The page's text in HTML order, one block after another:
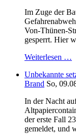
Im Zuge der
Von-Thünen-
gesperrt. Hier
Weiterlesen …
Unbekannte
Brand So,
In der Nacht
der erste Fall
gemeldet, und